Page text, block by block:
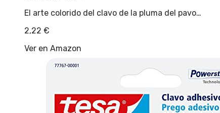
El arte colorido del clavo de la pluma del pavo…
2,22 €
Ver en Amazon